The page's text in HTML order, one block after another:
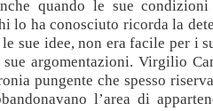
quando le sue
lo ha conosciuto ricorda la
le sue idee, non era facile per i
sue argomentazioni. Virgilio
pungente che spesso
l’area di